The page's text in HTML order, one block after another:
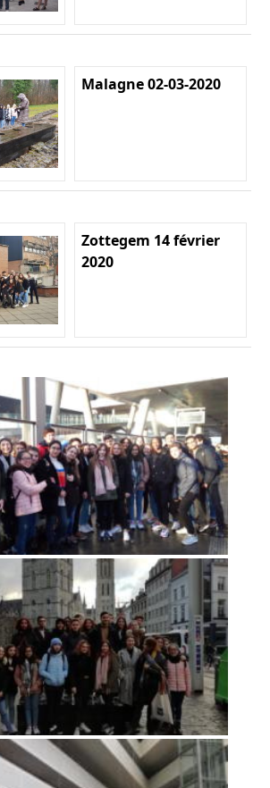
Malagne 02-03-2020
Zottegem 14 février
2020